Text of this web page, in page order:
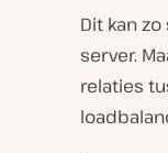
Dit kan
server.
relaties